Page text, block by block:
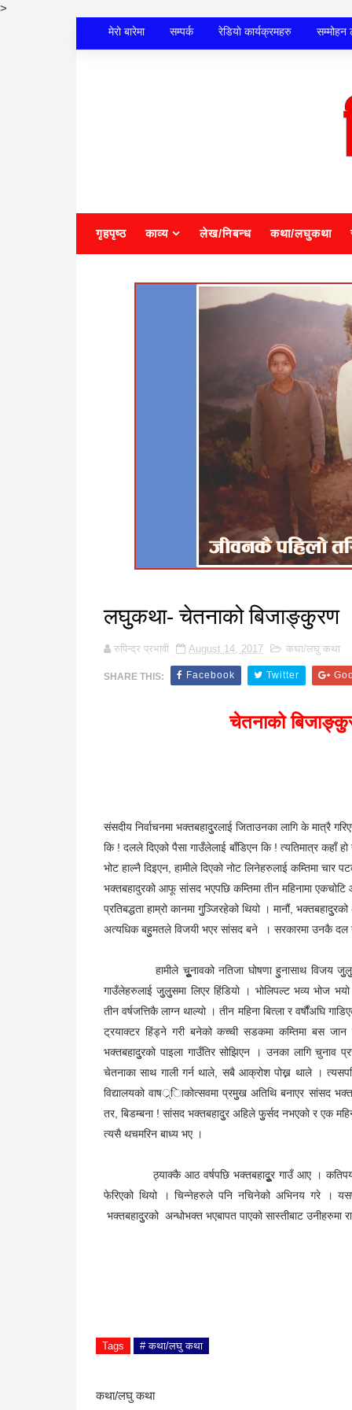
>
मेराे बारेमा सम्पर्क रेडियाे कार्यक्रमहरु सम्मोहन
गृहपृष्ठ काव्य लेख/निबन्ध कथा/लघुकथा
लघुुकथा- चेतनाको बिजाङ्कुुरण
August 14, 2017 कथा/लघु कथा
संसदीय निर्वाचनमा भक्तबहादुुरलाई जिताउनका लागि के मात्रै
कि ! दलले दिएको पैसा गाउँलेलाई बाँडिएन कि ! त्यतिमात्र कहाँ हो
भोट हाल्नै दिइएन, हामीले दिएको नोट लिनेहरुलाई कम्तिमा चार
प्रतिबद्धता हाम्रो कानमा गुुञ्जिरहेको थियो । मानौं,
अत्यधिक बहुुमतले विजयी भएर सांसद बने । सरकारमा उनकै दल
हामीले चुुूूनावको नतिजा घोषणा हुुनासाथ विजय जुुलुुस
गाउँलेहरुलाई जुुलुुसमा लिएर हिंडियो । भोलिपल्ट भव्य भोज
तीन वर्षजत्तिकै लाग्न थाल्यो । तीन महिना बित्ला र वर्षौंअघि
ट्रयाक्टर हिंड्ने गरी बनेको कच्ची सडकमा कम्तिमा बस
भक्तबहादुुरको पाइला गाउँतिर सोझिएन । उनका लागि चुनाव
चेतनाका साथ गाली गर्न थाले, सबै आक्रोश पोख्न थाले ।
तर, बिडम्बना ! सांसद भक्तबहादुुर अहिले फुुर्सद नभएको र एक
त्यसै थचमरिन बाध्य भए ।